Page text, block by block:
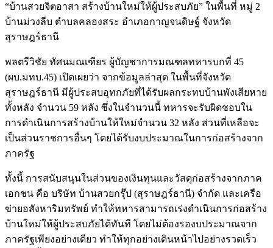
“บ้านสวยจิตอาสา สร้างบ้านใหม่ให้ผู้ประสบภัย” ในพื้นที่ หมู่ 2
บ้านม่วงลีบ ตำบลคลองสระ อำเภอกาญจนดิษฐ์ จังหวัด
สุราษฎร์ธานี
พลตรีวิชัย ทัศนมณเฑียร ผู้บัญชาการมณฑลทหารบกที่ 45
(ผบ.มทบ.45) เปิดเผยว่า จากข้อมูลล่าสุด ในพื้นที่จังหวัด
สุราษฎร์ธานี มีผู้ประสบอุทกภัยที่ได้รับผลกระทบบ้านพังเสียหาย
ทั้งหลัง จำนวน 59 หลัง ซึ่งในจำนวนนี้ ทหารจะรับผิดชอบใน
การดำเนินการสร้างบ้านให้ใหม่จำนวน 32 หลัง ส่วนที่เหลือจะ
เป็นส่วนราชการอื่นๆ โดยได้รับงบประมาณในการก่อสร้างจาก
ภาครัฐ
ทั้งนี้ การสนับสนุนในส่วนของเงินทุนและวัสดุก่อสร้างจากภาค
เอกชน คือ บริษัท บ้านสวยกรุ๊ป (สุราษฎร์ธานี) จำกัด และเครือ
ข่ายอสังหาริมทรัพย์ ทำให้ทหารสามารถเร่งดำเนินการก่อสร้าง
บ้านใหม่ให้ผู้ประสบภัยได้ทันที โดยไม่ต้องรองบประมาณจาก
ภาครัฐเพียงอย่างเดียว ทำให้ทุกอย่างเดินหน้าไปอย่างรวดเร็ว